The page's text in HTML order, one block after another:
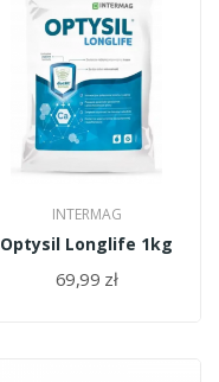
INTERMAG
Optysil Longlife 1kg
69,99 zł